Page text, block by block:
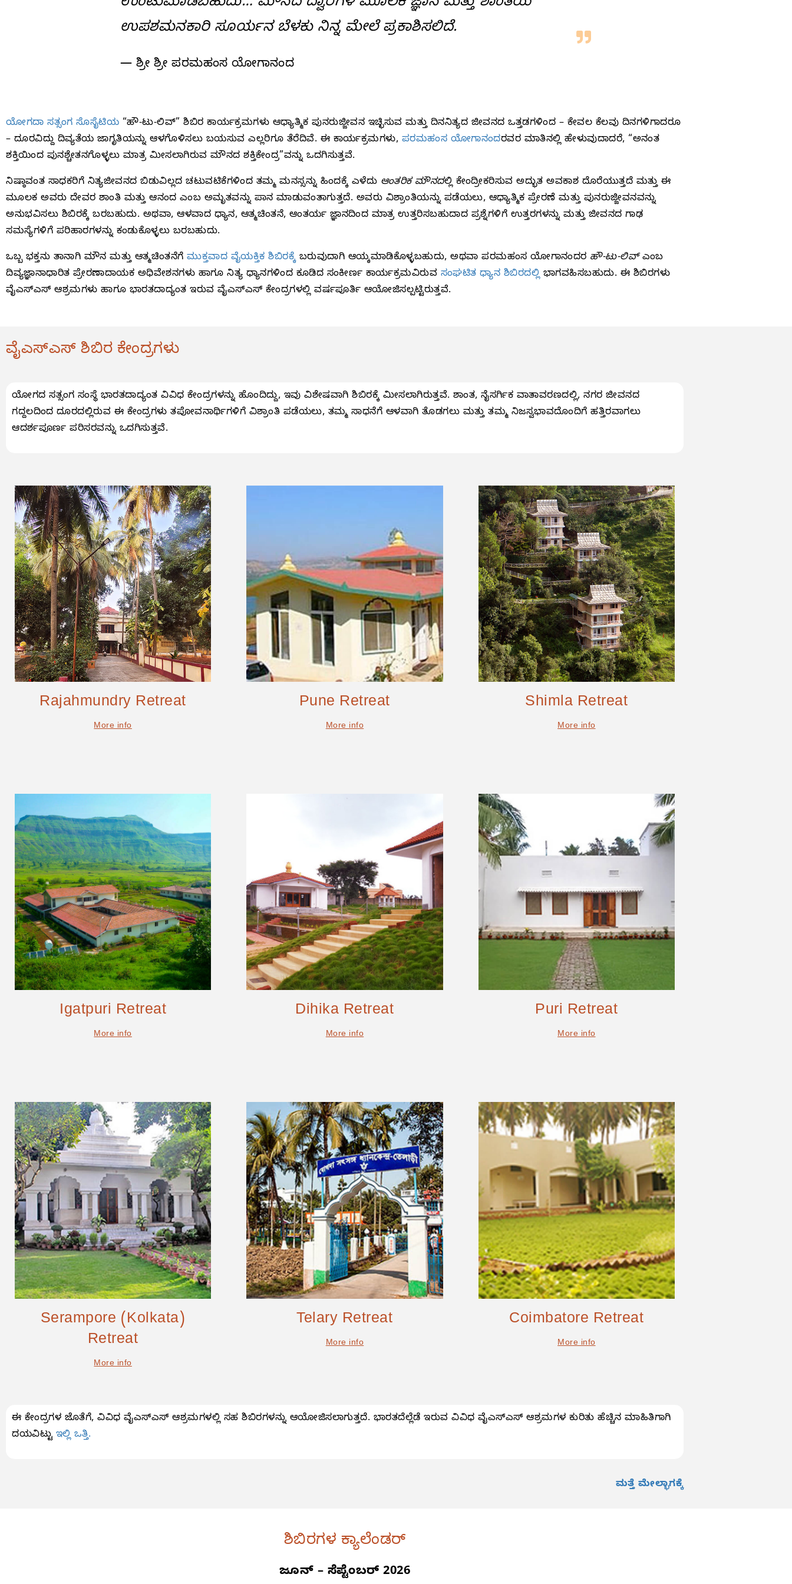
ಉಪಶಮನಕಾರಿ ಸೂರ್ಯನ ಬೆಳಕು ನಿನ್ನ ಮೇಲೆ ಪ್ರಕಾಶಿಸಲಿದೆ.
— ಶ್ರೀ ಶ್ರೀ ಪರಮಹಂಸ ಯೋಗಾನಂದ
ಯೋಗದಾ ಸತ್ಸಂಗ ಸೊಸೈಟಿಯ “ಹೌ-ಟು-ಲಿವ್” ಶಿಬಿರ ಕಾರ್ಯಕ್ರಮಗಳು ಆಧ್ಯಾತ್ಮಿಕ ಪುನರುಜ್ಜೀವನ ಇಚ್ಛಿಸುವ ಮತ್ತು ದಿನನಿತ್ಯದ ಜೀವನದ ಒತ್ತಡಗಳಿಂದ – ಕೇವಲ ಕೆಲವು ದಿನಗಳಿಗಾದರೂ
– ದೂರವಿದ್ದು ದಿವ್ಯತೆಯ ಜಾಗೃತಿಯನ್ನು ಆಳಗೊಳಿಸಲು ಬಯಸುವ ಎಲ್ಲರಿಗೂ ತೆರೆದಿವೆ. ಈ ಕಾರ್ಯಕ್ರಮಗಳು, ಪರಮಹಂಸ ಯೋಗಾನಂದರವರ ಮಾತಿನಲ್ಲಿ ಹೇಳುವುದಾದರೆ, “ಅನಂತ
ಶಕ್ತಿಯಿಂದ ಪುನಶ್ಚೇತನಗೊಳ್ಳಲು ಮಾತ್ರ ಮೀಸಲಾಗಿರುವ ಮೌನದ ಶಕ್ತಿಕೇಂದ್ರ”ವನ್ನು ಒದಗಿಸುತ್ತವೆ.
ನಿಷ್ಠಾವಂತ ಸಾಧಕರಿಗೆ ನಿತ್ಯಜೀವನದ ಬಿಡುವಿಲ್ಲದ ಚಟುವಟಿಕೆಗಳಿಂದ ತಮ್ಮ ಮನಸ್ಸನ್ನು ಹಿಂದಕ್ಕೆ ಎಳೆದು ಆಂತರಿಕ ಮೌನದಲ್ಲಿ ಕೇಂದ್ರೀಕರಿಸುವ ಅದ್ಭುತ ಅವಕಾಶ ದೊರೆಯುತ್ತದೆ ಮತ್ತು ಈ
ಮೂಲಕ ಅವರು ದೇವರ ಶಾಂತಿ ಮತ್ತು ಆನಂದ ಎಂಬ ಅಮೃತವನ್ನು ಪಾನ ಮಾಡುವಂತಾಗುತ್ತದೆ. ಅವರು ವಿಶ್ರಾಂತಿಯನ್ನು ಪಡೆಯಲು, ಆಧ್ಯಾತ್ಮಿಕ ಪ್ರೇರಣೆ ಮತ್ತು ಪುನರುಜ್ಜೀವನವನ್ನು
ಅನುಭವಿಸಲು ಶಿಬಿರಕ್ಕೆ ಬರಬಹುದು. ಅಥವಾ, ಆಳವಾದ ಧ್ಯಾನ, ಆತ್ಮಚಿಂತನೆ, ಆಂತರ್ಯ ಜ್ಞಾನದಿಂದ ಮಾತ್ರ ಉತ್ತರಿಸಬಹುದಾದ ಪ್ರಶ್ನೆಗಳಿಗೆ ಉತ್ತರಗಳನ್ನು ಮತ್ತು ಜೀವನದ ಗಾಢ
ಸಮಸ್ಯೆಗಳಿಗೆ ಪರಿಹಾರಗಳನ್ನು ಕಂಡುಕೊಳ್ಳಲು ಬರಬಹುದು.
ಒಬ್ಬ ಭಕ್ತನು ತಾನಾಗಿ ಮೌನ ಮತ್ತು ಆತ್ಮಚಿಂತನೆಗೆ ಮುಕ್ತವಾದ ವೈಯಕ್ತಿಕ ಶಿಬಿರಕ್ಕೆಬರುವುದಾಗಿ ಆಯ್ಕಮಾಡಿಕೊಳ್ಳಬಹುದು, ಅಥವಾ ಪರಮಹಂಸ ಯೋಗಾನಂದರ ಹೌ-ಟು-ಲಿವ್ಎಂಬ
ದಿವ್ಯಜ್ಞಾನಾಧಾರಿತ ಪ್ರೇರಣಾದಾಯಕ ಅಧಿವೇಶನಗಳು ಹಾಗೂ ನಿತ್ಯ ಧ್ಯಾನಗಳಿಂದ ಕೂಡಿದ ಸಂಕೀರ್ಣ ಕಾರ್ಯಕ್ರಮವಿರುವ ಸಂಘಟಿತ ಧ್ಯಾನ ಶಿಬಿರದಲ್ಲಿಭಾಗವಹಿಸಬಹುದು. ಈ ಶಿಬಿರಗಳು
ವೈಎಸ್ಎಸ್ ಆಶ್ರಮಗಳು ಹಾಗೂ ಭಾರತದಾದ್ಯಂತ ಇರುವ ವೈಎಸ್ಎಸ್ ಕೇಂದ್ರಗಳಲ್ಲಿ ವರ್ಷಪೂರ್ತಿ ಆಯೋಜಿಸಲ್ಪಟ್ಟಿರುತ್ತವೆ.
ವೈಎಸ್ಎಸ್ ಶಿಬಿರ ಕೇಂದ್ರಗಳು
ಯೋಗದ ಸತ್ಸಂಗ ಸಂಸ್ಥೆ ಭಾರತದಾದ್ಯಂತ ವಿವಿಧ ಕೇಂದ್ರಗಳನ್ನು ಹೊಂದಿದ್ದು, ಇವು ವಿಶೇಷವಾಗಿ ಶಿಬಿರಕ್ಕೆ ಮೀಸಲಾಗಿರುತ್ತವೆ. ಶಾಂತ, ನೈಸರ್ಗಿಕ ವಾತಾವರಣದಲ್ಲಿ, ನಗರ ಜೀವನದ
ಗದ್ದಲದಿಂದ ದೂರದಲ್ಲಿರುವ ಈ ಕೇಂದ್ರಗಳು ತಪೋವನಾರ್ಥಿಗಳಿಗೆ ವಿಶ್ರಾಂತಿ ಪಡೆಯಲು, ತಮ್ಮ ಸಾಧನೆಗೆ ಆಳವಾಗಿ ತೊಡಗಲು ಮತ್ತು ತಮ್ಮ ನಿಜಸ್ವಭಾವದೊಂದಿಗೆ ಹತ್ತಿರವಾಗಲು
ಆದರ್ಶಪೂರ್ಣ ಪರಿಸರವನ್ನು ಒದಗಿಸುತ್ತವೆ.
Rajahmundry Retreat
More info
Pune Retreat
More info
Shimla Retreat
More info
Igatpuri Retreat
More info
Dihika Retreat
More info
Puri Retreat
More info
Serampore (Kolkata)
Retreat
More info
Telary Retreat
More info
Coimbatore Retreat
More info
ಈ ಕೇಂದ್ರಗಳ ಜೊತೆಗೆ, ವಿವಿಧ ವೈಎಸ್ಎಸ್ ಆಶ್ರಮಗಳಲ್ಲಿ ಸಹ ಶಿಬಿರಗಳನ್ನು ಆಯೋಜಿಸಲಾಗುತ್ತದೆ. ಭಾರತದೆಲ್ಲೆಡೆ ಇರುವ ವಿವಿಧ ವೈಎಸ್ಎಸ್ ಆಶ್ರಮಗಳ ಕುರಿತು ಹೆಚ್ಚಿನ ಮಾಹಿತಿಗಾಗಿ
ದಯವಿಟ್ಟು ಇಲ್ಲಿ ಒತ್ತಿ.
ಮತ್ತೆ ಮೇಲ್ಭಾಗಕ್ಕೆ
ಶಿಬಿರಗಳ ಕ್ಯಾಲೆಂಡರ್
ಜೂನ್ – ಸೆಪ್ಟೆಂಬರ್ 2026